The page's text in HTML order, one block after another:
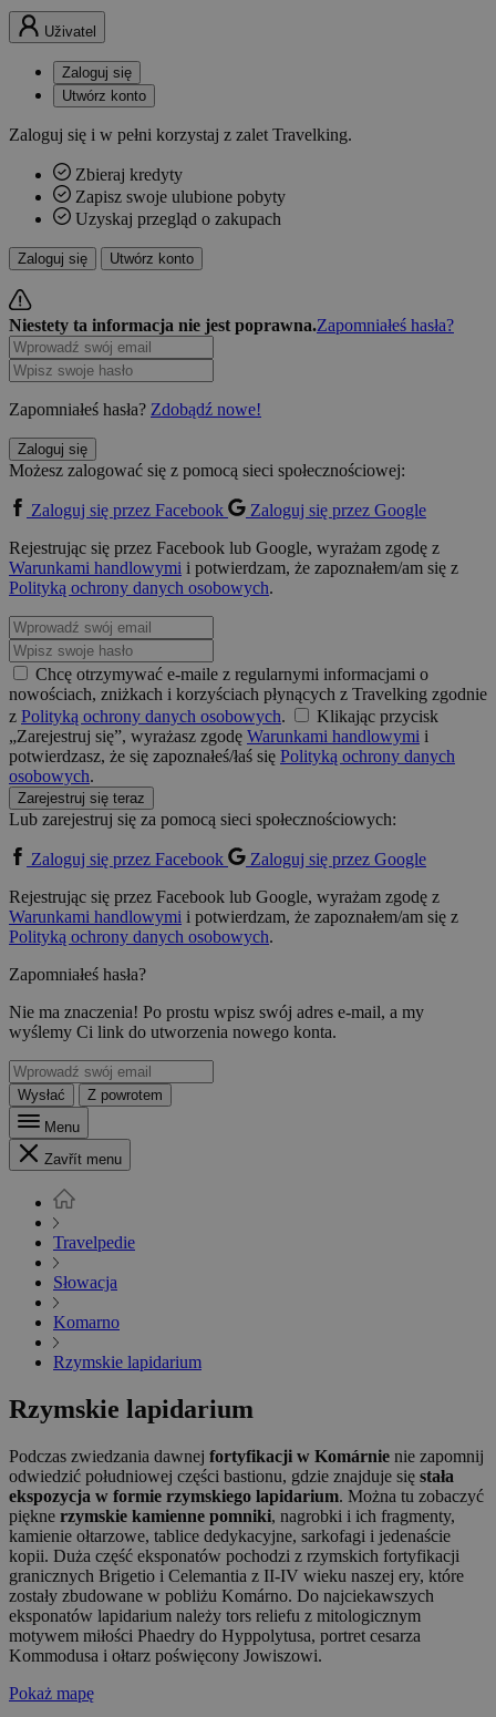
Uživatel
Zaloguj się
Utwórz konto
Zaloguj się i w pełni korzystaj z zalet Travelking.
Zbieraj kredyty
Zapisz swoje ulubione pobyty
Uzyskaj przegląd o zakupach
Zaloguj się Utwórz konto
Niestety ta informacja nie jest poprawna.Zapomniałeś hasła?
Zapomniałeś hasła? Zdobądź nowe!
Zaloguj się
Możesz zalogować się z pomocą sieci społecznościowej:
Zaloguj się przez Facebook
Zaloguj się przez Google
Rejestrując się przez Facebook lub Google, wyrażam zgodę z
Warunkami handlowymi i potwierdzam, że zapoznałem/am się z
Polityką ochrony danych osobowych.
Chcę otrzymywać e-maile z regularnymi informacjami o
nowościach, zniżkach i korzyściach płynących z Travelking zgodnie
z Polityką ochrony danych osobowych.
Klikając przycisk
„Zarejestruj się”, wyrażasz zgodę Warunkami handlowymi i
potwierdzasz, że się zapoznałeś/łaś się Polityką ochrony danych
osobowych.
Zarejestruj się teraz
Lub zarejestruj się za pomocą sieci społecznościowych:
Zaloguj się przez Facebook
Zaloguj się przez Google
Rejestrując się przez Facebook lub Google, wyrażam zgodę z
Warunkami handlowymi i potwierdzam, że zapoznałem/am się z
Polityką ochrony danych osobowych.
Zapomniałeś hasła?
Nie ma znaczenia! Po prostu wpisz swój adres e-mail, a my
wyślemy Ci link do utworzenia nowego konta.
Wysłać
Z powrotem
Menu
Zavřít menu
Travelpedie
Słowacja
Komarno
Rzymskie lapidarium
Rzymskie lapidarium
Podczas zwiedzania dawnej fortyfikacji w Komárnie nie zapomnij
odwiedzić południowej części bastionu, gdzie znajduje się stała
ekspozycja w formie rzymskiego lapidarium. Można tu zobaczyć
piękne rzymskie kamienne pomniki, nagrobki i ich fragmenty,
kamienie ołtarzowe, tablice dedykacyjne, sarkofagi i jedenaście
kopii. Duża część eksponatów pochodzi z rzymskich fortyfikacji
granicznych Brigetio i Celemantia z II-IV wieku naszej ery, które
zostały zbudowane w pobliżu Komárno. Do najciekawszych
eksponatów lapidarium należy tors reliefu z mitologicznym
motywem miłości Phaedry do Hyppolytusa, portret cesarza
Kommodusa i ołtarz poświęcony Jowiszowi.
Pokaż mapę